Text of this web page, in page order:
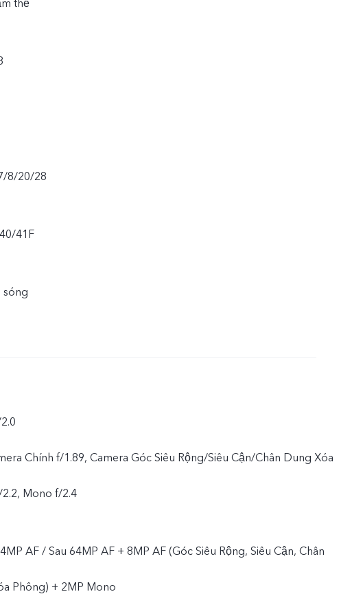
thẻ
8/20/28
41F
sóng
Chính f/1.89, Camera Góc Siêu Rộng/Siêu Cận/Chân Dung Xóa
Mono f/2.4
AF / Sau 64MP AF + 8MP AF (Góc Siêu Rộng, Siêu Cận, Chân
Phông) + 2MP Mono